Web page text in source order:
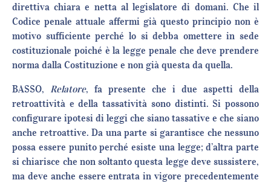
direttiva chiara e netta al legislatore di domani. Che il
Codice penale attuale affermi già questo principio non è
motivo sufficiente perché lo si debba omettere in sede
costituzionale poiché è la legge penale che deve prendere
norma dalla Costituzione e non già questa da quella.
BASSO, Relatore, fa presente che i due aspetti della
retroattività e della tassatività sono distinti. Si possono
configurare ipotesi di leggi che siano tassative e che siano
anche retroattive. Da una parte si garantisce che nessuno
possa essere punito perché esiste una legge; d’altra parte
si chiarisce che non soltanto questa legge deve sussistere,
ma deve anche essere entrata in vigore precedentemente